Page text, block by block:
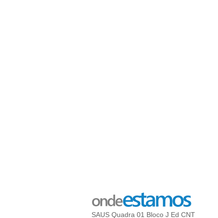
SAUS Quadra 01 Bloco J Ed CNT